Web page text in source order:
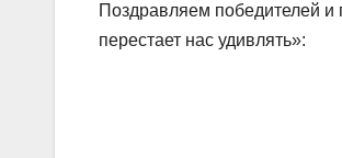
Поздравляем победителей и
перестает нас удивлять»: